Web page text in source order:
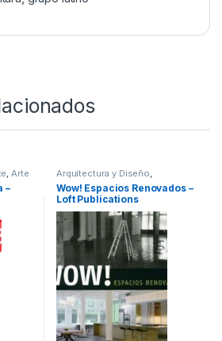
, Arte
–
Arquitectura y Diseño,
Arquitectura y Urbanismo Arte y
Afines ,Decoración,Decoración
y Muebles,Diseño,
tecnicos
Wow! Espacios Renovados –
Loft Publications